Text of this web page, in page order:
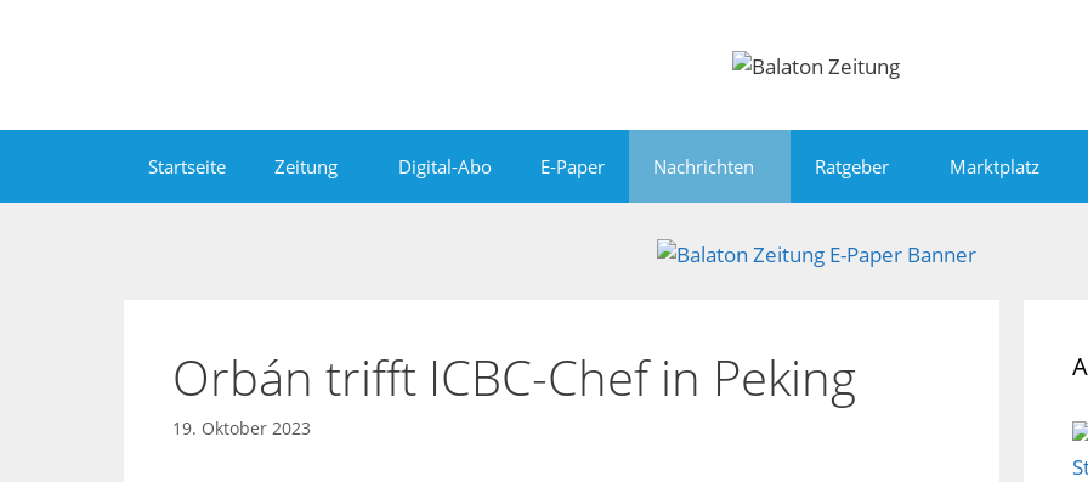
Startseite Zeitung Digital-Abo E-Paper Nachrichten Ratgeber Marktplatz
Orbán trifft ICBC-Chef in Peking
19. Oktober 2023